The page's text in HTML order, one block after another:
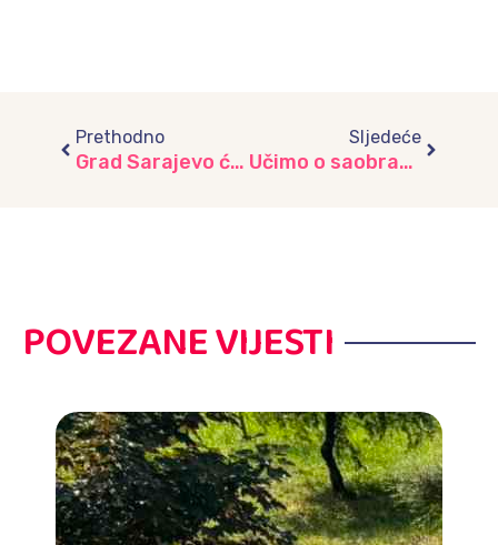
Prethodno
Grad Sarajevo će rekonstruisati devastirani vrtić „Kolibri“
Sljedeće
Učimo o saobraćaju, vrtić “Iskrica”
POVEZANE VIJESTI